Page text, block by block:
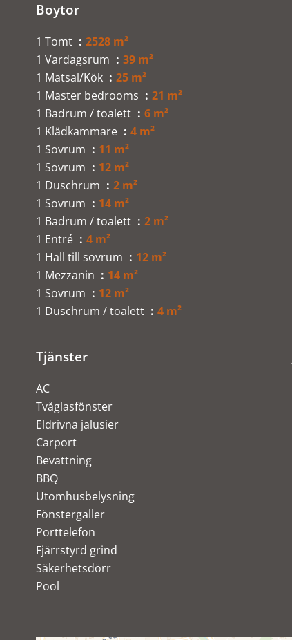
Boytor
1 Tomt
2528 m²
1 Vardagsrum
39 m²
1 Matsal/Kök
25 m²
1 Master bedrooms
21 m²
1 Badrum / toalett
6 m²
1 Klädkammare
4 m²
1 Sovrum
11 m²
1 Sovrum
12 m²
1 Duschrum
2 m²
1 Sovrum
14 m²
1 Badrum / toalett
2 m²
1 Entré
4 m²
1 Hall till sovrum
12 m²
1 Mezzanin
14 m²
1 Sovrum
12 m²
1 Duschrum / toalett
4 m²
Tjänster
AC
Tvåglasfönster
Eldrivna jalusier
Carport
Bevattning
BBQ
Utomhusbelysning
Fönstergaller
Porttelefon
Fjärrstyrd grind
Säkerhetsdörr
Pool